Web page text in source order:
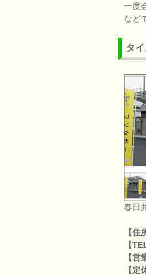
一度
など
タ
春日
【住
【
【営
【定